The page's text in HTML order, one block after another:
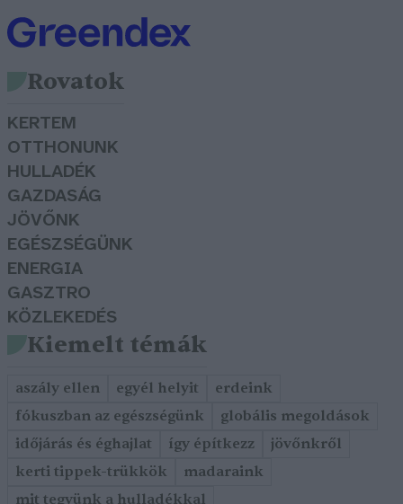
Rovatok
KERTEM
OTTHONUNK
HULLADÉK
GAZDASÁG
JÖVŐNK
EGÉSZSÉGÜNK
ENERGIA
GASZTRO
KÖZLEKEDÉS
Kiemelt témák
aszály ellen egyél helyit
erdeink
fókuszban az egészségünk
globális megoldások
időjárás és éghajlat
így építkezz
jövőnkről
kerti tippek-trükkök
madaraink
mit tegyünk a hulladékkal